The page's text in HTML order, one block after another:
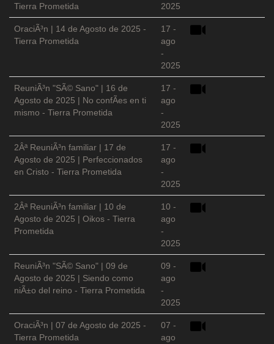
Tierra Prometida
2025
OraciÃ³n | 14 de Agosto de 2025 -
Tierra Prometida
17 -
ago
-
2025
ReuniÃ³n "SÃ© Sano" | 16 de
Agosto de 2025 | No confÃ­es en ti
mismo - Tierra Prometida
17 -
ago
-
2025
2Âª ReuniÃ³n familiar | 17 de
Agosto de 2025 | Perfeccionados
en Cristo - Tierra Prometida
17 -
ago
-
2025
2Âª ReuniÃ³n familiar | 10 de
Agosto de 2025 | Oikos - Tierra
Prometida
10 -
ago
-
2025
ReuniÃ³n "SÃ© Sano" | 09 de
Agosto de 2025 | Siendo como
niÃ±o del reino - Tierra Prometida
09 -
ago
-
2025
OraciÃ³n | 07 de Agosto de 2025 -
Tierra Prometida
07 -
ago